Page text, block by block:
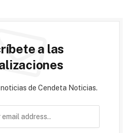
a las
de Cendeta Noticias.